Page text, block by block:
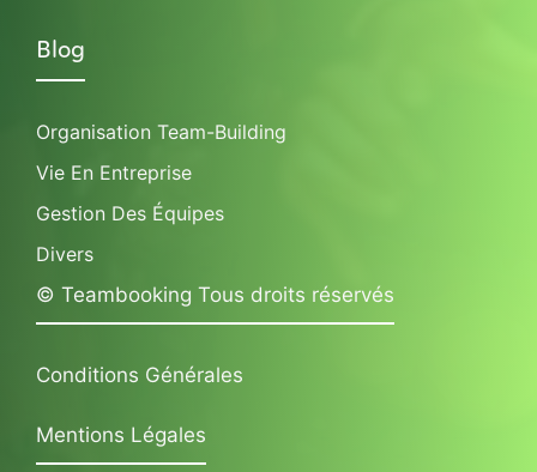
Blog
Organisation Team-Building
Vie En Entreprise
Gestion Des Équipes
Divers
© Teambooking Tous droits réservés
Conditions Générales
Mentions Légales